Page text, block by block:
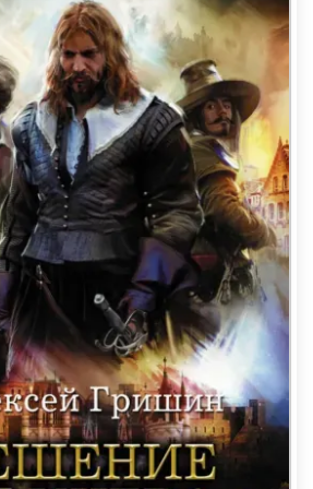
мужик, одетый как
на старинных картинах,
этом смотрел на меня как кролик
оставил на самом краю стола,
едва-едва дотянуться можно. Чем
напугал, а главное – когда? А ведь
быков валить. Однако все
нетерпение стало перерастать в
жажда напрочь убили брезгливость
отворилась. Именно отворилась,
а в мое узилище вошел
похожий на героев пьес Лопе
оранжевый, богато украшенный
дублет
5 , разрезные рукава,
белоснежная рубашка,
воротник и кружевные